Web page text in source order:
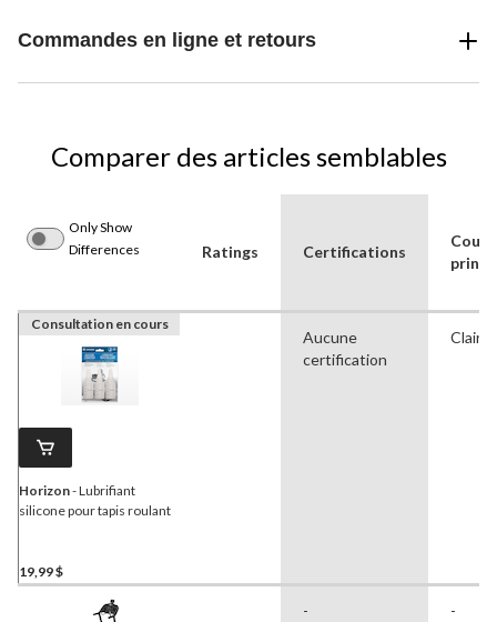
Commandes en ligne et retours
Comparer des articles semblables
Only Show
Differences
Ratings Certifications
Consultation en cours
Horizon- Lubrifiant
silicone pour tapis roulant
19,99 $
Aucune
certification
Clair
- -